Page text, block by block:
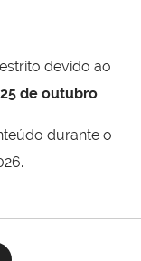
devido ao
de outubro.
durante o